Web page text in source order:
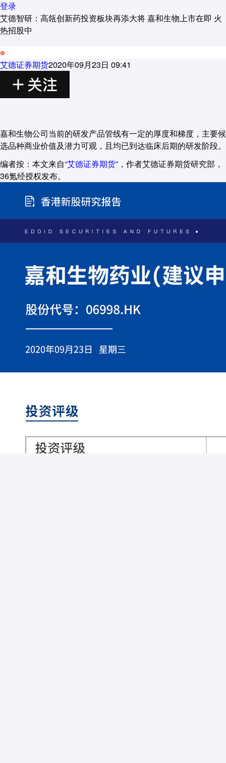
登录
艾德智研：高瓴创新药投资板块再添大将 嘉和生物上市在即 火
热招股中
艾德证券期货2020年09月23日 09:41
嘉和生物公司当前的研发产品管线有一定的厚度和梯度，主要候
选品种商业价值及潜力可观，且均已到达临床后期的研发阶段。
编者按：本文来自“艾德证券期货” ，作者艾德证券期货研究部，
36氪经授权发布。